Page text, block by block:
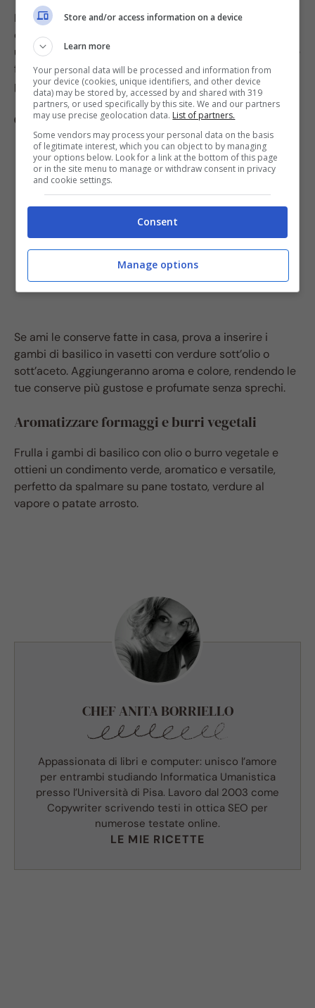
I gambi possono essere utilizzati anche per bevande
estive o tisane aromatiche. Mettili in acqua fredda per
una bevanda rinfrescante o in acqua calda con qualche
foglia di menta per un infuso digestivo e
profumatissimo.
Conserva sott’olio o sott’aceto
Se ami le conserve fatte in casa, prova a inserire i
gambi di basilico in vasetti con verdure sott’olio o
sott’aceto. Aggiungeranno aroma e colore, rendendo le
tue conserve più gustose e profumate senza sprechi.
Aromatizzare formaggi e burri vegetali
Frulla i gambi di basilico con olio o burro vegetale e
ottieni un condimento verde, aromatico e versatile,
perfetto da spalmare su pane tostato, verdure al
vapore o patate arrosto.
CHEF ANITA BORRIELLO
Appassionata di libri e computer: unisco l’amore
per entrambi studiando Informatica Umanistica
presso l’Università di Pisa. Lavoro dal 2003 come
Copywriter scrivendo testi in ottica SEO per
numerose testate online.
LE MIE RICETTE
Store and/or access information on a device
Learn more
Your personal data will be processed and information from
your device (cookies, unique identifiers, and other device
data) may be stored by, accessed by and shared with 319
partners, or used specifically by this site. We and our partners
may use precise geolocation data. List of partners.
Some vendors may process your personal data on the basis
of legitimate interest, which you can object to by managing
your options below. Look for a link at the bottom of this page
or in the site menu to manage or withdraw consent in privacy
and cookie settings.
Consent
Manage options